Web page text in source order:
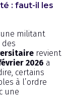
: faut-il les
militant
des
revient
2026 a
certains
à l’ordre
une